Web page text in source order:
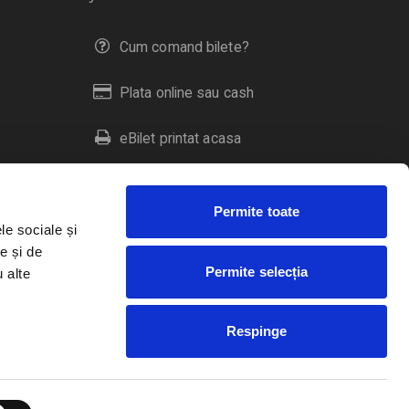
sociale și
și de
alte
Permite toate
Permite selecția
Respinge
Cum comand bilete?
Plata online sau cash
eBilet printat acasa
Livrare prin curier
Duplicare bilete